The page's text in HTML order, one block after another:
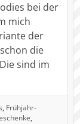
bei der
mich
der
die
sind im
, Frühjahr-
,